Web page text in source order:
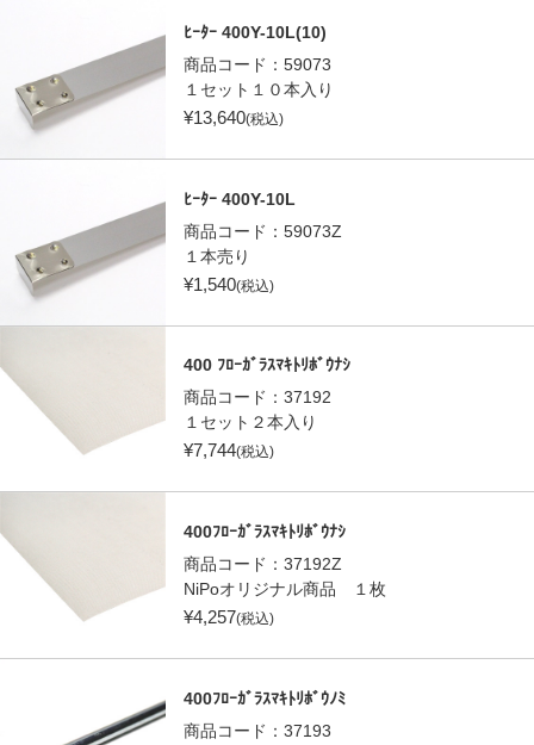
ﾋｰﾀｰ 400Y-10L(10)
商品コード： 59073
１セット１０本入り
¥13,640(税込)
ﾋｰﾀｰ 400Y-10L
商品コード： 59073Z
１本売り
¥1,540(税込)
400 ﾌﾛｰｶﾞﾗｽﾏｷﾄﾘﾎﾞｳﾅｼ
商品コード： 37192
１セット２本入り
¥7,744(税込)
400ﾌﾛｰｶﾞﾗｽﾏｷﾄﾘﾎﾞｳﾅｼ
商品コード： 37192Z
NiPoオリジナル商品 １枚
¥4,257(税込)
400ﾌﾛｰｶﾞﾗｽﾏｷﾄﾘﾎﾞｳﾉﾐ
商品コード： 37193